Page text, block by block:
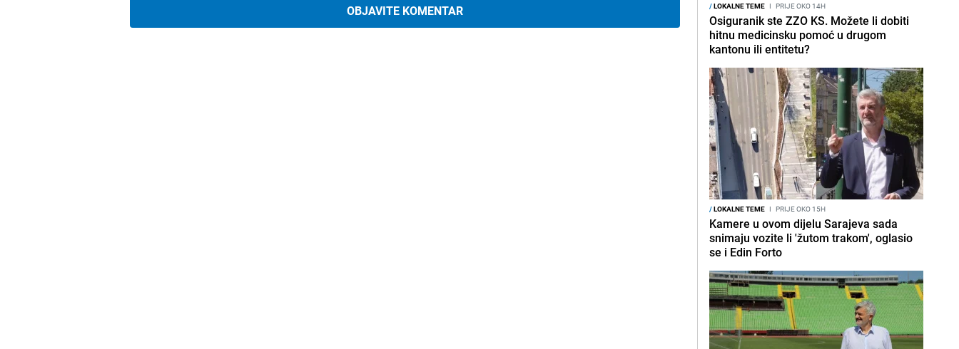
OBJAVITE KOMENTAR /LOKALNE TEME I PRIJE OKO 14H
Osiguranik ste ZZO KS. Možete li dobiti
hitnu medicinsku pomoć u drugom
kantonu ili entitetu?
/LOKALNE TEME I PRIJE OKO 15H
Kamere u ovom dijelu Sarajeva sada
snimaju vozite li 'žutom trakom', oglasio
se i Edin Forto